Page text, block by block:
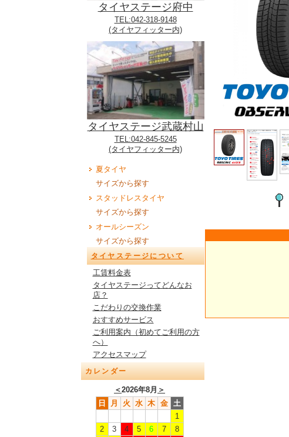
タイヤステージ府中
TEL:042-318-9148
(タイヤフィッター内)
タイヤステージ武蔵村山
TEL:042-845-5245
(タイヤフィッター内)
夏タイヤ
サイズから探す
スタッドレスタイヤ
サイズから探す
オールシーズン
サイズから探す
タイヤステージについて
工賃料金表
タイヤステージってどんなお
店？
こだわりの交換作業
おすすめサービス
ご利用案内（初めてご利用の方
へ）
アクセスマップ
カレンダー
＜2026年8月 ＞
日
月 火 水 木 金
土
1
2
3 4 5 6 7
8